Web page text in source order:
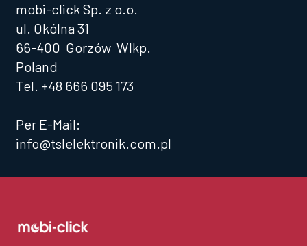
mobi-click Sp. z o.o.
ul. Okólna 31
66-400 Gorzów Wlkp.
Poland
Tel. +48 666 095 173
Per E-Mail:
info@tslelektronik.com.pl